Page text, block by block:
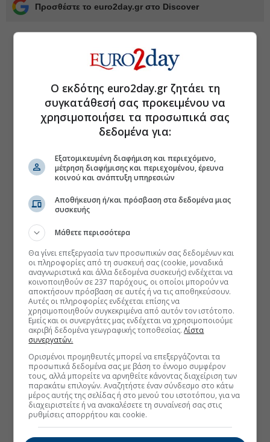
Προσθέστε το euro2day.gr στο Discover
Ο εκδότης euro2day.gr ζητάει τη
συγκατάθεσή σας προκειμένου να
χρησιμοποιήσει τα προσωπικά σας
δεδομένα για:
Εξατομικευμένη διαφήμιση και περιεχόμενο,
μέτρηση διαφήμισης και περιεχομένου, έρευνα
κοινού και ανάπτυξη υπηρεσιών
Αποθήκευση ή/και πρόσβαση στα δεδομένα μιας
συσκευής
Μάθετε περισσότερα
Θα γίνει επεξεργασία των προσωπικών σας δεδομένων και
οι πληροφορίες από τη συσκευή σας (cookie, μοναδικά
αναγνωριστικά και άλλα δεδομένα συσκευής) ενδέχεται να
κοινοποιηθούν σε 237 παρόχους, οι οποίοι μπορούν να
αποκτήσουν πρόσβαση σε αυτές ή να τις αποθηκεύσουν.
Αυτές οι πληροφορίες ενδέχεται επίσης να
χρησιμοποιηθούν συγκεκριμένα από αυτόν τον ιστότοπο.
Εμείς και οι συνεργάτες μας ενδέχεται να χρησιμοποιούμε
ακριβή δεδομένα γεωγραφικής τοποθεσίας.Λίστα
συνεργατών.
Ορισμένοι προμηθευτές μπορεί να επεξεργάζονται τα
προσωπικά δεδομένα σας με βάση το έννομο συμφέρον
τους, αλλά μπορείτε να αρνηθείτε κάνοντας διαχείριση των
παρακάτω επιλογών. Αναζητήστε έναν σύνδεσμο στο κάτω
μέρος αυτής της σελίδας ή στο μενού του ιστοτόπου, για να
διαχειριστείτε ή να ανακαλέσετε τη συναίνεσή σας στις
ρυθμίσεις απορρήτου και cookie.